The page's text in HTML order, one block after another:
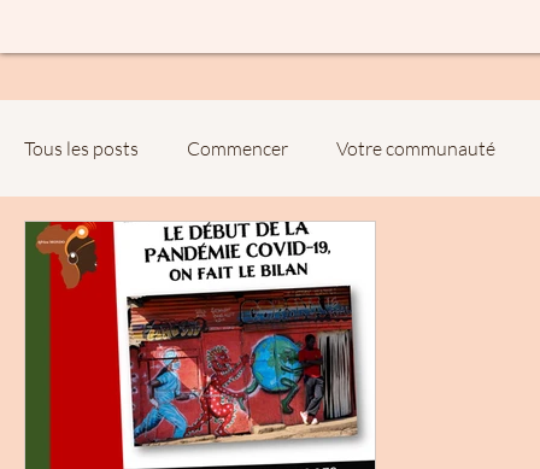
Tous les posts Commencer Votre communauté